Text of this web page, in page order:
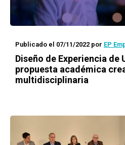
Publicado el 07/11/2022 por EP
Diseño de Experiencia de
propuesta académica
multidisciplinaria